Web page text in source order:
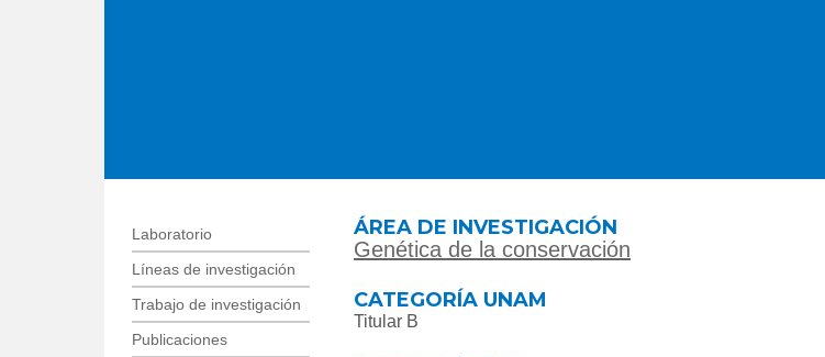
Laboratorio
Líneas de investigación
Trabajo de investigación
Publicaciones
ÁREA DE INVESTIGACIÓN
Genética de la conservación
CATEGORÍA UNAM
Titular B